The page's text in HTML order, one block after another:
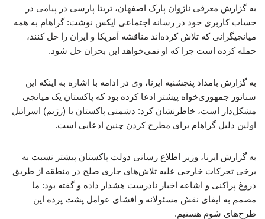
به گزارش معرفی ناژوان پارک اصفهان، تریتا پارسی در پیامی در
حساب کاربری خود در رسانه اجتماعی ایکس نوشت: گراهام به همه
میانجیگرانی که تلاش کرده‌اند مناقشه آمریکا و ایران را حل کنند،
حمله کرده است چرا که او نمی‌خواهد این بحران حل شود.
به گزارش بامداد پنجشنبه ایرنا، وی در ادامه با اشاره به اینکه این
سناتور جمهوری‌خواه پیشتر ادعا کرده بود که پاکستان یک میانجی
مشکل‌دار است، خاطرنشان کرد: دشمنی پاکستان با (رژیم) اسرائیل
اولین دلیل گراهام برای مطرح کردن چنین ادعایی است.
به گزارش ایرنا، وزیر اطلاع رسانی دولت پاکستان پیشتر نسبت به
برخی تحرکات خارجی علیه تلاش‌های جاری صلح در منطقه از طریق
دروغ پراکنی و اشاعه اخبار نادرست هشدار داده و گفته بود: ما
مصمم به ایفای نقش مسئولانه و افشای عوامل پشت پرده این
طرح‌های شوم هستیم.